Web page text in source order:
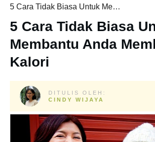
5 Cara Tidak Biasa Untuk Membantu Anda Membakar Kalori
5 Cara Tidak Biasa
Membantu Anda
Kalori
DITULIS OLEH:
CINDY WIJAYA